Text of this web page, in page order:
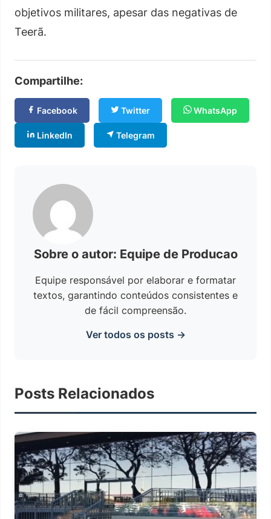
objetivos militares, apesar das negativas de
Teerã.
Compartilhe:
Facebook Twitter WhatsApp
LinkedIn Telegram
Sobre o autor: Equipe de Producao
Equipe responsável por elaborar e formatar
textos, garantindo conteúdos consistentes e
de fácil compreensão.
Ver todos os posts →
Posts Relacionados